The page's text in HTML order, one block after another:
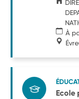
À
Ecole